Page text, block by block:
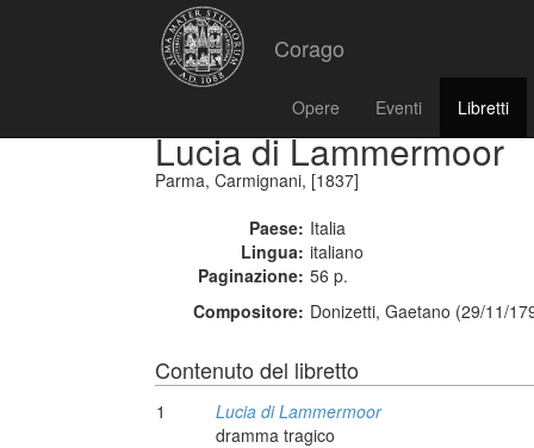
Corago
Opere Eventi Libretti
Lucia di Lammermoor
Parma, Carmignani, [1837]
Paese: Italia
Lingua: italiano
Paginazione: 56 p.
Compositore: Donizetti, Gaetano (29/11/
Contenuto del libretto
1
Lucia di Lammermoor
dramma tragico